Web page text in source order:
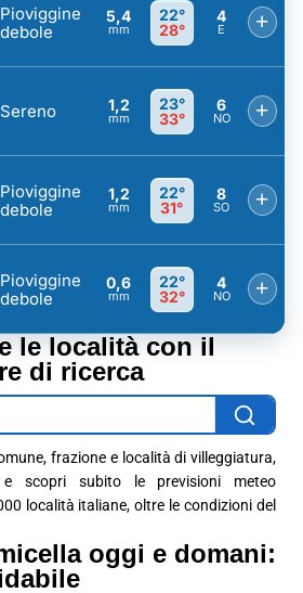
Pioviggine
debole
5,4
mm
22°
28°
4
E +
Sereno 1,2
mm
23°
33°
6
NO +
Pioviggine
debole
1,2
mm
22°
31°
8
SO +
Pioviggine
debole
0,6
mm
22°
32°
4
NO +
le località con il
di ricerca
frazione e località di villeggiatura,
e scopri subito le previsioni meteo
località italiane, oltre le condizioni del
oggi e domani: